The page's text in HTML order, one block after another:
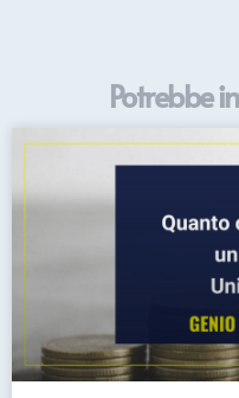
Potrebbe